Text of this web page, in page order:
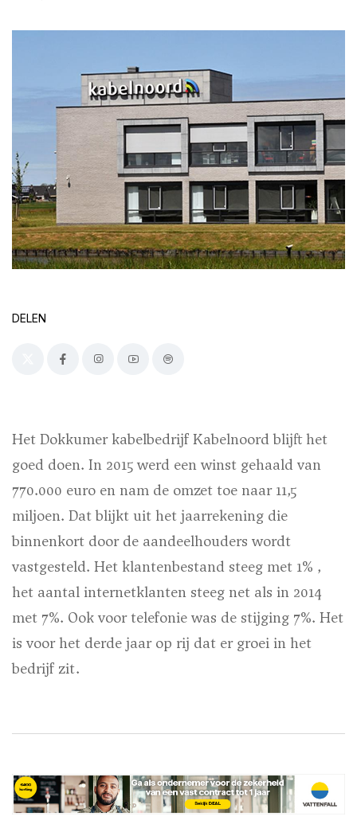
DELEN
Het Dokkumer kabelbedrijf Kabelnoord blijft het
goed doen. In 2015 werd een winst gehaald van
770.000 euro en nam de omzet toe naar 11,5
miljoen. Dat blijkt uit het jaarrekening die
binnenkort door de aandeelhouders wordt
vastgesteld. Het klantenbestand steeg met 1% ,
het aantal internetklanten steeg net als in 2014
met 7%. Ook voor telefonie was de stijging 7%. Het
is voor het derde jaar op rij dat er groei in het
bedrijf zit.